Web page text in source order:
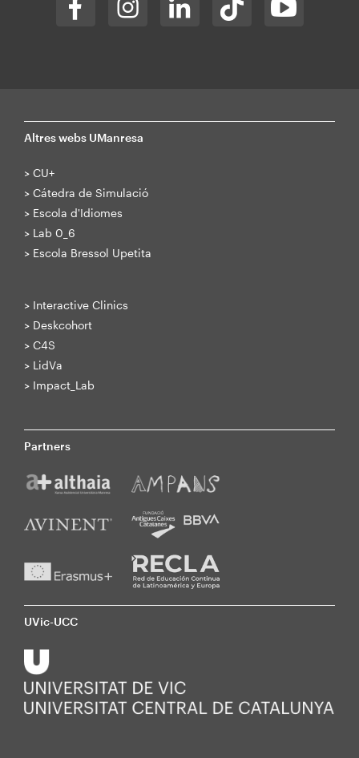
Altres webs UManresa
> CU+
> Cátedra de Simulació
> Escola d'Idiomes
> Lab 0_6
> Escola Bressol Upetita
> Interactive Clinics
> Deskcohort
> C4S
> LidVa
> Impact_Lab
Partners
UVic-UCC